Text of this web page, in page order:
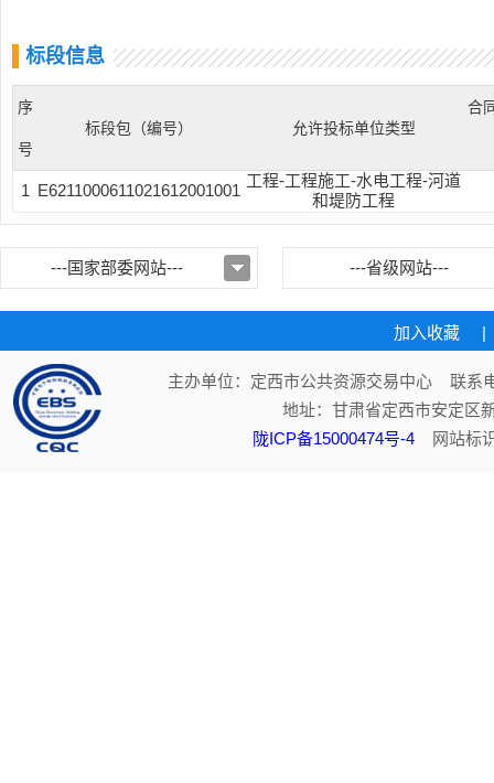
标段信息
序
号
标段包（编号） 允许投标单位类型
合
1 E6211000611021612001001
工程-工程施工-水电工程-河道
和堤防工程
---国家部委网站--- ---省级网站---
加入收藏 |
主办单位：定西市公共资源交易中心 联系
地址：甘肃省定西市安定
陇ICP备15000474号-4 网站标